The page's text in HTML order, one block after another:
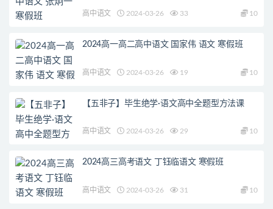
高中语文 2024-03-26 33 10
2024高一高二高中语文 国家伟 语文 寒假班
高中语文 2024-03-26 19 10
【五非子】毕生绝学·语文高中全题型方法课
高中语文 2024-03-26 29 10
2024高三高考语文 丁钰临语文 寒假班
高中语文 2024-03-26 31 10